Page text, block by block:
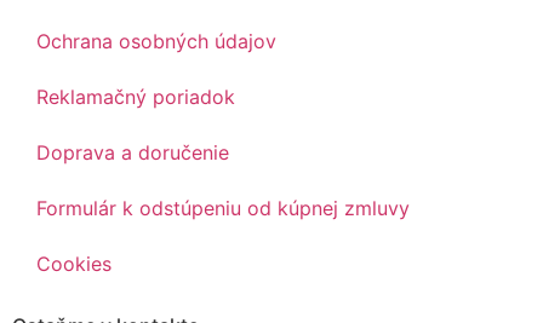
Ochrana osobných údajov
Reklamačný poriadok
Doprava a doručenie
Formulár k odstúpeniu od kúpnej zmluvy
Cookies